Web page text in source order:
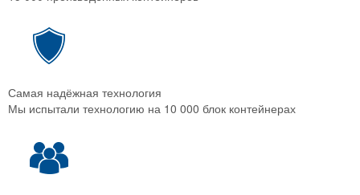
Самая надёжная технология
Мы испытали технологию на 10 000 блок контейнерах